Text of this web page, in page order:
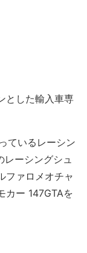
とした輸入車専
ているレーシン
ーシングシュ
ファロメオチャ
カー 147GTAを